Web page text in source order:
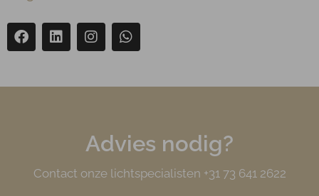
Advies nodig?
Contact onze lichtspecialisten +31 73 641 2622